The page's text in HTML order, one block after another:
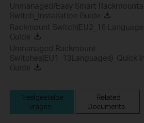
Unmanaged/Easy Smart
Switch_Installation Guide
Rackmount Switch(EU2_16
Guide
Unmanaged Rackmount
Switches(EU1_13Languages)_Quick
Guide
Veelgestelde
vragen
Related
Documents